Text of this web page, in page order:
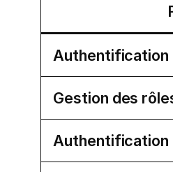
Authentification
Gestion des
Authentification